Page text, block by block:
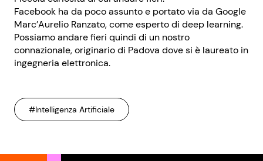
Facebook ha da poco assunto e portato via da Google
Marc’Aurelio Ranzato, come esperto di deep learning.
Possiamo andare fieri quindi di un nostro
connazionale, originario di Padova dove si è laureato in
ingegneria elettronica.
#Intelligenza Artificiale